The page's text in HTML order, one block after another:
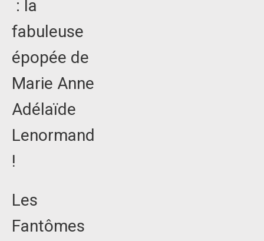
: la
fabuleuse
épopée de
Marie Anne
Adélaïde
Lenormand
!
Les
Fantômes